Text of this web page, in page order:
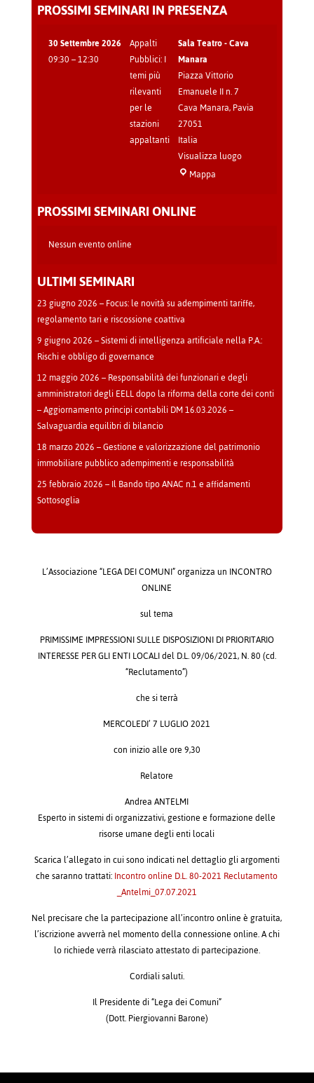
PROSSIMI SEMINARI IN PRESENZA
30 Settembre 2026
09:30–12:30
Appalti
Pubblici: I
temi più
rilevanti
per le
stazioni
appaltanti
Sala Teatro - Cava
Manara
Piazza Vittorio
Emanuele II n. 7
Cava Manara,Pavia
27051
Italia
Visualizza luogo
Mappa
PROSSIMI SEMINARI ONLINE
Nessun evento online
ULTIMI SEMINARI
23 giugno 2026 – Focus: le novità su adempimenti tariffe,
regolamento tari e riscossione coattiva
9 giugno 2026 – Sistemi di intelligenza artificiale nella P.A.:
Rischi e obbligo di governance
12 maggio 2026 – Responsabilità dei funzionari e degli
amministratori degli EELL dopo la riforma della corte dei conti
– Aggiornamento principi contabili DM 16.03.2026 –
Salvaguardia equilibri di bilancio
18 marzo 2026 – Gestione e valorizzazione del patrimonio
immobiliare pubblico adempimenti e responsabilità
25 febbraio 2026 – Il Bando tipo ANAC n.1 e affidamenti
Sottosoglia
L’Associazione “LEGA DEI COMUNI” organizza un INCONTRO
ONLINE
sul tema
PRIMISSIME IMPRESSIONI SULLE DISPOSIZIONI DI PRIORITARIO
INTERESSE PER GLI ENTI LOCALI del D.L. 09/06/2021, N. 80 (cd.
“Reclutamento”)
che si terrà
MERCOLEDI’ 7 LUGLIO 2021
con inizio alle ore 9,30
Relatore
Andrea ANTELMI
Esperto in sistemi di organizzativi, gestione e formazione delle
risorse umane degli enti locali
Scarica l’allegato in cui sono indicati nel dettaglio gli argomenti
che saranno trattati:Incontro online D.L. 80-2021 Reclutamento
_Antelmi_07.07.2021
Nel precisare che la partecipazione all’incontro online è gratuita,
l’iscrizione avverrà nel momento della connessione online. A chi
lo richiede verrà rilasciato attestato di partecipazione.
Cordiali saluti.
Il Presidente di “Lega dei Comuni”
(Dott. Piergiovanni Barone)